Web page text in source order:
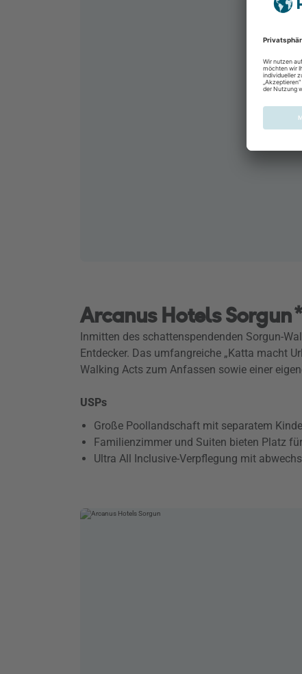
Arcanus Hotels
Inmitten des schattenspendenden Sorgun-
Entdecker. Das umfangreiche „Katta macht
Walking Acts zum Anfassen sowie einer
USPs
Große Poollandschaft mit separatem
Familienzimmer und Suiten bieten Platz
Ultra All Inclusive-Verpflegung mit